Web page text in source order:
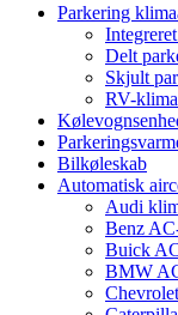
Parkering
Delt
Skjult
RV-
Bilkøleskab
Automatisk
Audi
Benz
Buick
BMW